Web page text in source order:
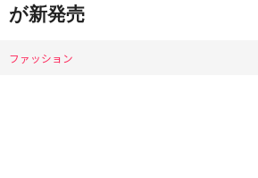
が新発売
ファッション